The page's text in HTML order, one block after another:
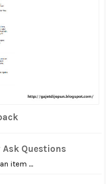
Ask Questions
item ...